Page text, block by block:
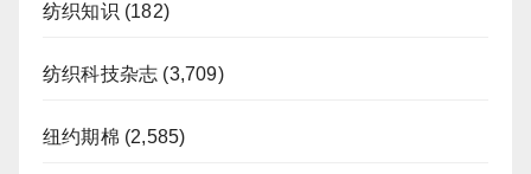
纺织知识 (182)
纺织科技杂志 (3,709)
纽约期棉 (2,585)